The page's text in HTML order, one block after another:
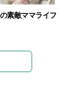
素敵ママライフ